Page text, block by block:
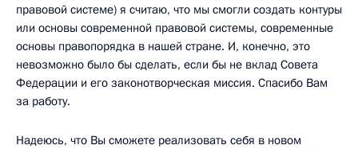
правовой системе) я считаю, что мы смогли создать контуры
или основы современной правовой системы, современные
основы правопорядка в нашей стране. И, конечно, это
невозможно было бы сделать, если бы не вклад Совета
Федерации и его законотворческая миссия. Спасибо Вам
за работу.
Надеюсь, что Вы сможете реализовать себя в новом